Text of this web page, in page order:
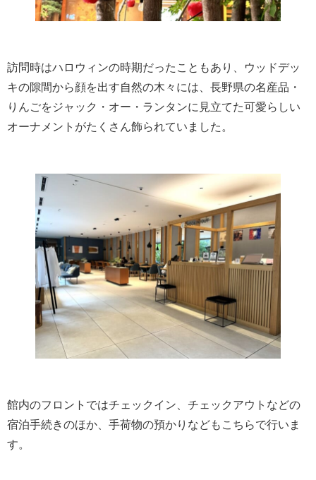
訪問時はハロウィンの時期だったこともあり、ウッドデッ
キの隙間から顔を出す自然の木々には、長野県の名産品・
りんごをジャック・オー・ランタンに見立てた可愛らしい
オーナメントがたくさん飾られていました。
館内のフロントではチェックイン、チェックアウトなどの
宿泊手続きのほか、手荷物の預かりなどもこちらで行いま
す。